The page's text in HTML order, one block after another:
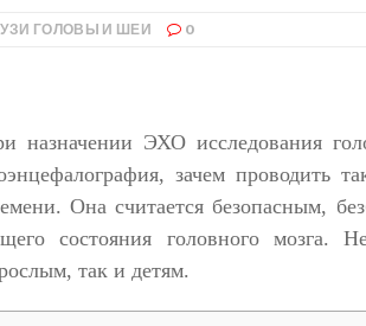
УЗИ ГОЛОВЫ И ШЕИ 0
назначении ЭХО исследования
зачем проводить
Она считается безопасным,
состояния головного мозга.
так и детям.